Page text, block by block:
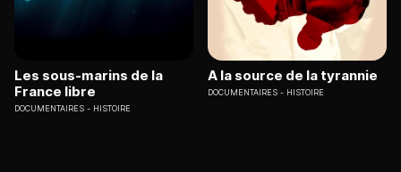
Les sous-marins de la
France libre
DOCUMENTAIRES HISTOIRE
A la source de la tyrannie
DOCUMENTAIRES HISTOIRE